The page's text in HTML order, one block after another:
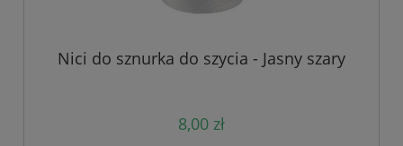
Nici do sznurka do szycia - Jasny szary
8,00 zł